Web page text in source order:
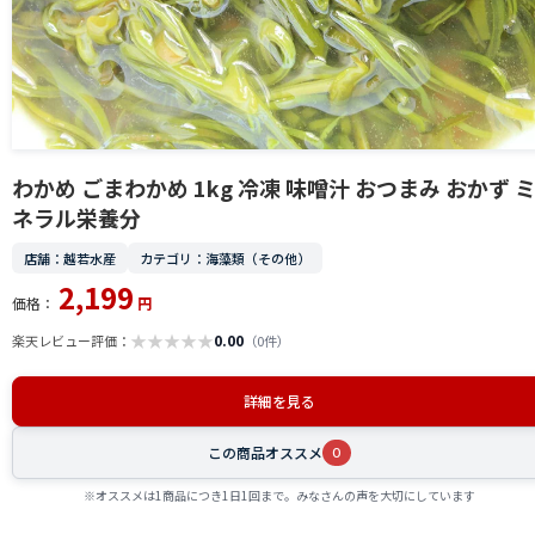
わかめ ごまわかめ 1kg 冷凍 味噌汁 おつまみ おかず ミ
ネラル栄養分
店舗：越若水産 カテゴリ：海藻類（その他）
価格： 2,199 円
楽天レビュー評価： ★★★★★0.00 （0件）
詳細を見る
この商品オススメ 0
※オススメは1商品につき1日1回まで。みなさんの声を大切にしています